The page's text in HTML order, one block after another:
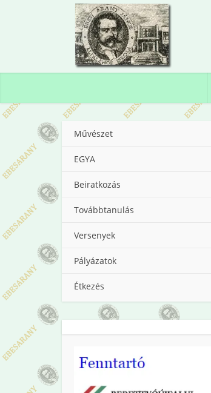
Művészet
EGYA
Beiratkozás
Továbbtanulás
Versenyek
Pályázatok
Étkezés